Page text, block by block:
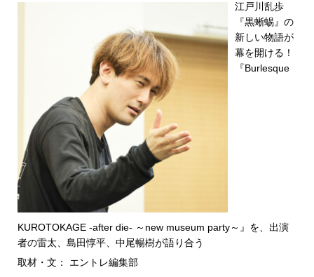
江戸川乱歩
『黒蜥蜴』の
新しい物語が
幕を開ける！
『Burlesque
KUROTOKAGE -after die- ～new museum party～』を、出演
者の雷太、島田惇平、中尾暢樹が語り合う
取材・文： エントレ編集部